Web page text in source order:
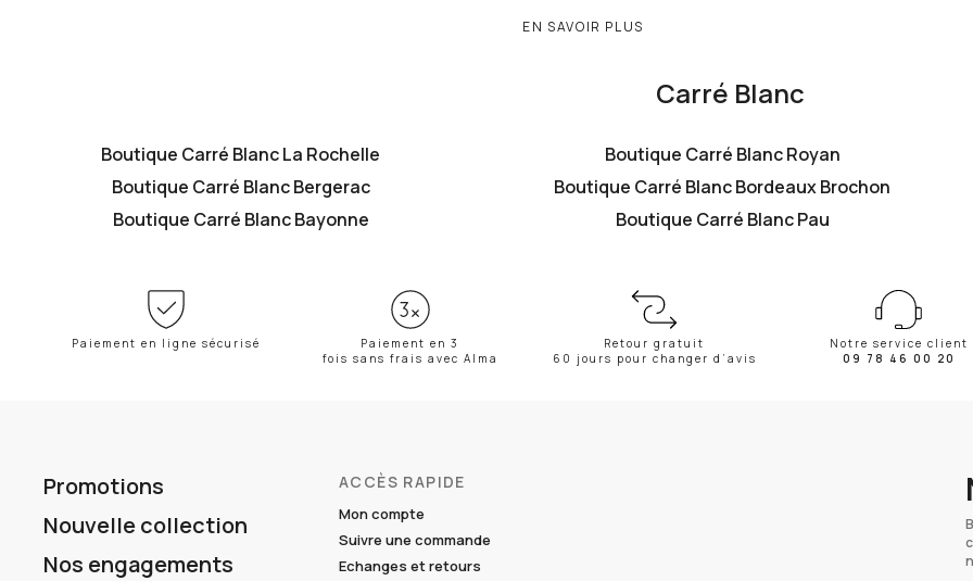
EN SAVOIR PLUS
Carré Blanc
Boutique Carré Blanc La Rochelle
Boutique Carré Blanc Royan
Boutique Carré Blanc Bergerac
Boutique Carré Blanc Bordeaux Brochon
Boutique Carré Blanc Bayonne
Boutique Carré Blanc Pau
Paiement en ligne sécurisé
Paiement en 3
fois sans frais avec Alma
Retour gratuit
60 jours pour changer d’avis
Notre service client
09 78 46 00 20
Promotions
Nouvelle collection
Nos engagements
ACCÈS RAPIDE
Mon compte
Suivre une commande
Echanges et retours